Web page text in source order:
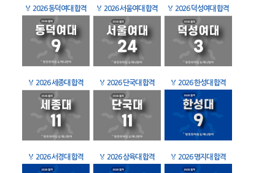
🏅 2026 동덕여대 합격 🏅 2026 서울여대 합격 🏅 2026 덕성여대 합격
🏅 2026 세종대 합격 🏅 2026 단국대 합격 🏅 2026 한성대 합격
🏅 2026 서경대 합격 🏅 2026 삼육대 합격 🏅 2026 명지대 합격